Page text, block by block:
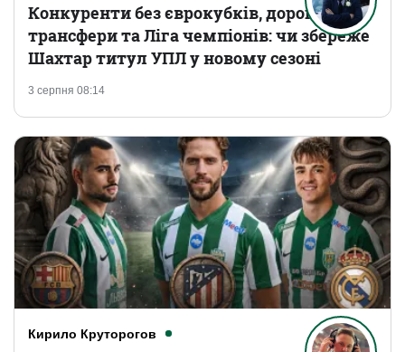
3 серпня 08:14
Конкуренти без єврокубків, дорогі
трансфери та Ліга чемпіонів: чи збереже
Шахтар титул УПЛ у новому сезоні
Кирило Круторогов